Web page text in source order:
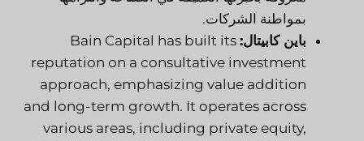
بمواطنة الشركات.
باين كابيتال: Bain Capital has built its
reputation on a consultative investment
approach, emphasizing value addition
and long-term growth. It operates across
various areas, including private equity,